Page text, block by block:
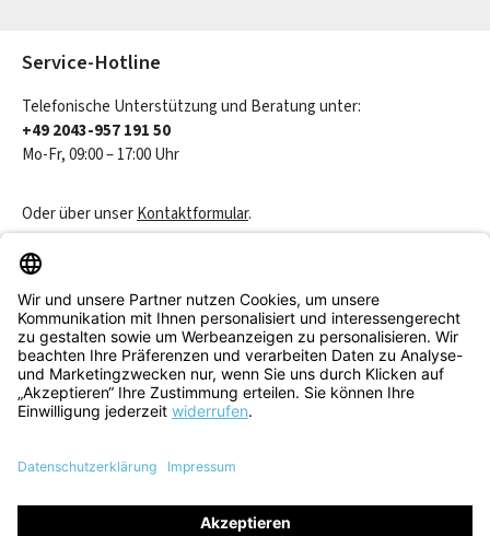
Service-Hotline
Telefonische Unterstützung und Beratung unter:
+49 2043-957 191 50
Mo-Fr, 09:00 – 17:00 Uhr
Oder über unserKontaktformular.
Service & Beratung
Informationen